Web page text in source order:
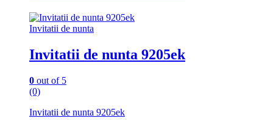
Invitatii de nunta
Invitatii de nunta 9205ek
0 out of 5
(0)
Invitatii de nunta 9205ek